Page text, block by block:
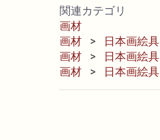
関連カテゴリ
画材
画材
日本画絵具
画材
日本画絵具
画材
日本画絵具